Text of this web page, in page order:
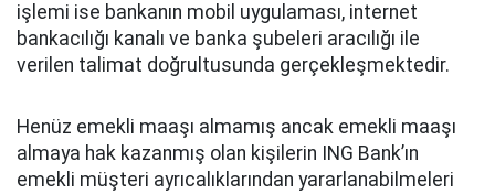
işlemi ise bankanın mobil uygulaması, internet
bankacılığı kanalı ve banka şubeleri aracılığı ile
verilen talimat doğrultusunda gerçekleşmektedir.
Henüz emekli maaşı almamış ancak emekli maaşı
almaya hak kazanmış olan kişilerin ING Bank’ın
emekli müşteri ayrıcalıklarından yararlanabilmeleri